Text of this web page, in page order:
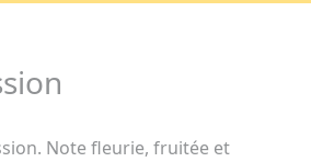
Note fleurie, fruitée et